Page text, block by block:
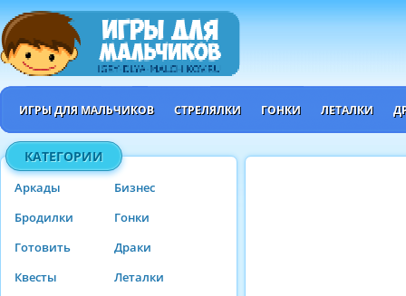
ИГРЫ ДЛЯ МАЛЬЧИКОВ СТРЕЛЯЛКИ ГОНКИ ЛЕТАЛКИ
КАТЕГОРИИ
Аркады
Бизнес
Бродилки
Гонки
Готовить
Драки
Квесты
Леталки